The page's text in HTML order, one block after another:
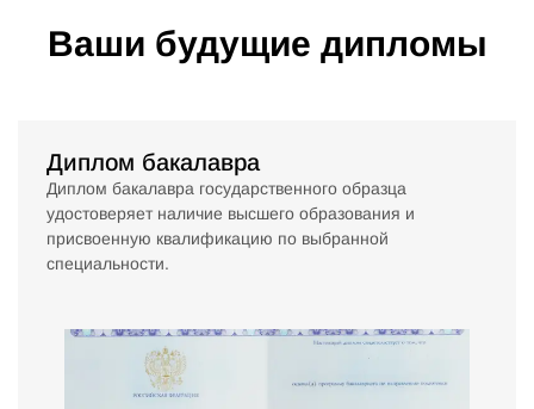
Ваши будущие дипломы
Диплом бакалавра
Диплом бакалавра государственного образца
удостоверяет наличие высшего образования и
присвоенную квалификацию по выбранной
специальности.